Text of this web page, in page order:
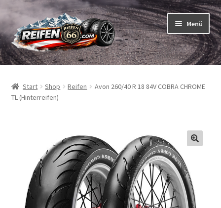
Zur
Navigation
springen
Zum
Inhalt
springen
Menü
Reifen
Schläuche
Marken
Reifentests
Start Shop Reifen
Avon 260/40 R 18 84V COBRA CHROME
TL (Hinterreifen)